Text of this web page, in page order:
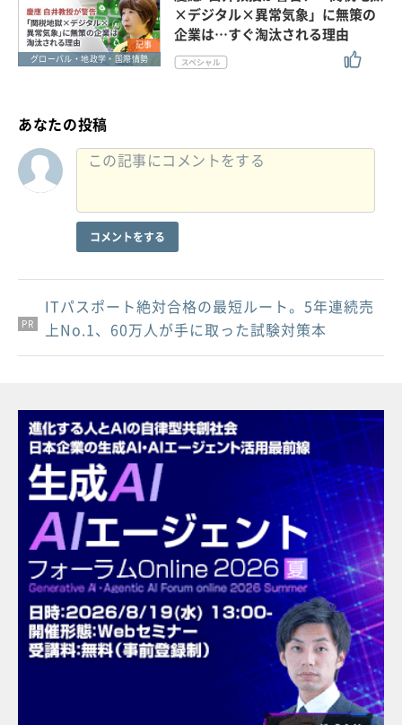
記事
グローバル・地政学・国際情勢
×デジタル×異常気象」に無策の
企業は…すぐ淘汰される理由
あなたの投稿
コメントをする
PR
PR
PR
ITパスポート絶対合格の最短ルート。5年連続売
上No.1、60万人が手に取った試験対策本